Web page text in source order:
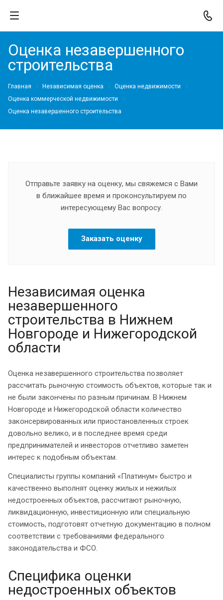
Оценка незавершенного
строительства
Главная Независимая оценка
Оценка недвижимости
Оценка коммерческой недвижимости
Оценка незавершенного строительства
Отправьте заявку на оценку, мы свяжемся с Вами
в ближайшее время и проконсультируем по
интересующему Вас вопросу.
Заказать оценку
Независимая оценка
незавершенного
строительства в Нижнем
Новгороде и Нижегородской
области
Оценка незавершенного строительства позволяет
рассчитать рыночную стоимость объектов, которые так и
не были закончены по разным причинам. В Нижнем
Новгороде и Нижегородской области количество
законсервированных или приостановленных строек
довольно велико, и в последнее время среди
предпринимателей и инвесторов отчетливо заметен
интерес к подобным объектам.
Специалисты группы компаний «Платинум» быстро и
качественно выполнят оценку жилых и нежилых
недостроенных объектов, рассчитают рыночную,
ликвидационную, инвестиционную или специальную
стоимость, подготовят отчетную документацию в полном
соответствии с требованиями федерального
законодательства и ФСО.
Специфика оценки
недостроенных объектов